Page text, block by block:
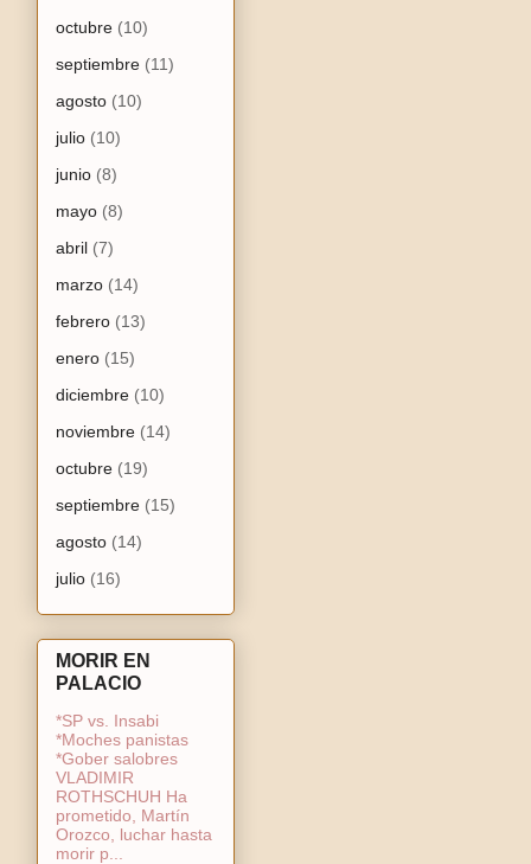
octubre (10)
septiembre (11)
agosto (10)
julio (10)
junio (8)
mayo (8)
abril (7)
marzo (14)
febrero (13)
enero (15)
diciembre (10)
noviembre (14)
octubre (19)
septiembre (15)
agosto (14)
julio (16)
MORIR EN
PALACIO
*SP vs. Insabi
*Moches panistas
*Gober salobres
VLADIMIR
ROTHSCHUH Ha
prometido, Martín
Orozco, luchar hasta
morir p...